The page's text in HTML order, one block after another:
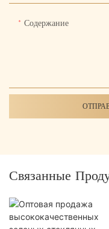
Содержание
Связанные